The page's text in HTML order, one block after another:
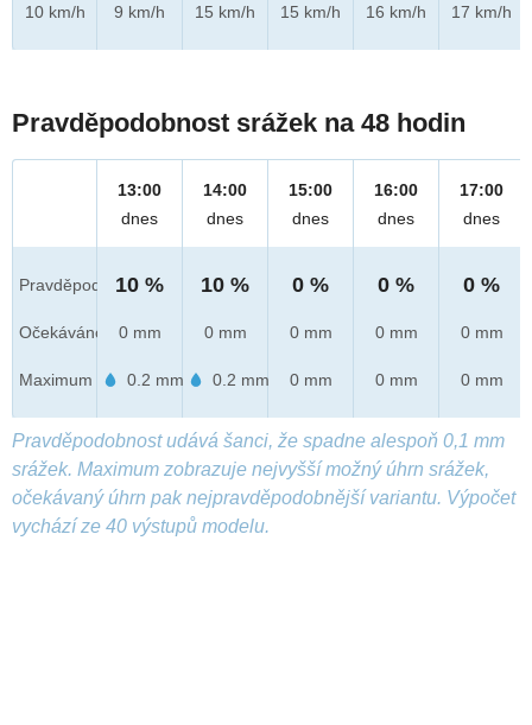
10 km/h
9 km/h
15 km/h
15 km/h
16 km/h
17 km/h
Pravděpodobnost srážek na 48 hodin
Pravděpod.
Očekáváno
Maximum
13:00
dnes
10 %
0 mm
0.2 mm
14:00
dnes
10 %
0 mm
0.2 mm
15:00
dnes
0 %
0 mm
0 mm
16:00
dnes
0 %
0 mm
0 mm
17:00
dnes
0 %
0 mm
0 mm
Pravděpodobnost udává šanci, že spadne alespoň 0,1 mm
srážek. Maximum zobrazuje nejvyšší možný úhrn srážek,
očekávaný úhrn pak nejpravděpodobnější variantu. Výpočet
vychází ze 40 výstupů modelu.